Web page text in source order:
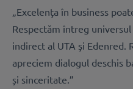
„Excelenţa în business
Respectăm întreg
indirect al UTA şi Edenred.
apreciem dialogul deschis
și sinceritate.”